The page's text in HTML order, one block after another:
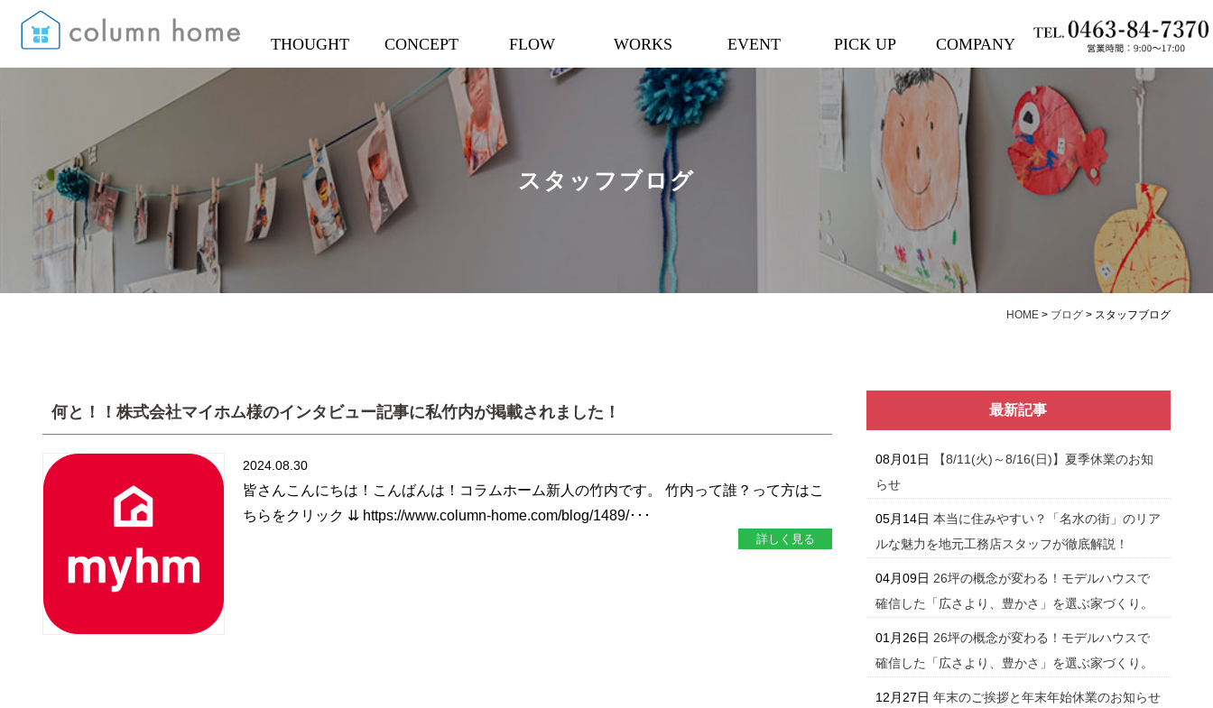
THOUGHT CONCEPT FLOW WORKS EVENT PICK UP COMPANY
スタッフブログ
HOME > ブログ > スタッフブログ
何と！！株式会社マイホム様のインタビュー記事に私竹内が掲載されました！
2024.08.30
皆さんこんにちは！こんばんは！コラムホーム新人の竹内です。 竹内って誰？って方はこ
ちらをクリック ⇊ https://www.column-home.com/blog/1489/･･･
詳しく見る
最新記事
08月01日
【8/11(火)～8/16(日)】夏季休業のお知
らせ
05月14日 本当に住みやすい？「名水の街」のリア
ルな魅力を地元工務店スタッフが徹底解説！
04月09日 26坪の概念が変わる！モデルハウスで
確信した「広さより、豊かさ」を選ぶ家づくり。
01月26日 26坪の概念が変わる！モデルハウスで
確信した「広さより、豊かさ」を選ぶ家づくり。
12月27日 年末のご挨拶と年末年始休業のお知らせ